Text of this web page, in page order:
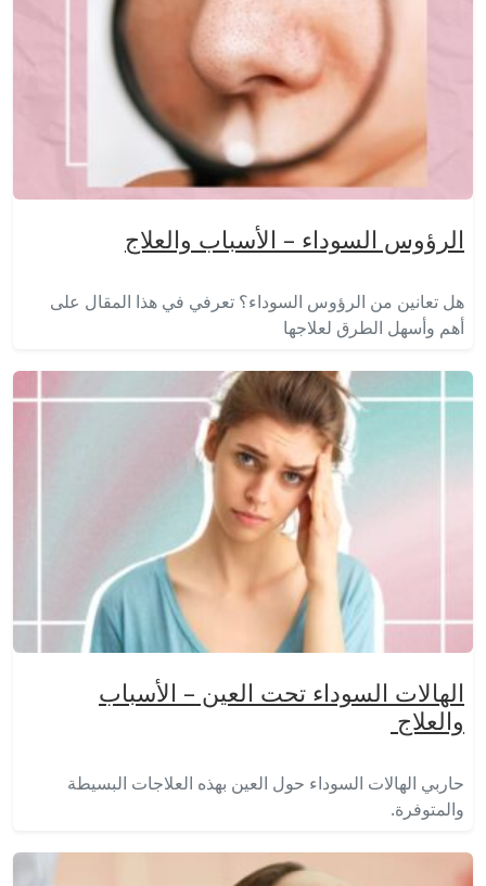
الرؤوس السوداء – الأسباب والعلاج
هل تعانين من الرؤوس السوداء؟ تعرفي في هذا المقال على
أهم وأسهل الطرق لعلاجها
الهالات السوداء تحت العين – الأسباب
والعلاج
حاربي الهالات السوداء حول العين بهذه العلاجات البسيطة
والمتوفرة.